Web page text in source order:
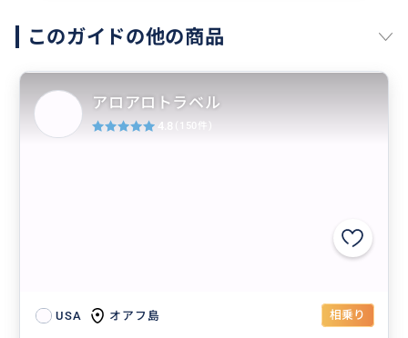
このガイドの他の商品
USA オアフ島 相乗り
アロアロトラベル
4.8 (150件)